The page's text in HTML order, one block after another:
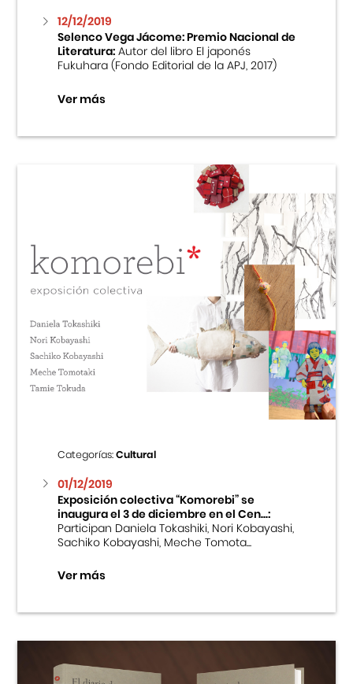
12/12/2019
Selenco Vega Jácome: Premio Nacional de
Literatura:Autor del libro El japonés
Fukuhara (Fondo Editorial de la APJ, 2017)
Ver más
Categorías:Cultural
01/12/2019
Exposición colectiva “Komorebi” se
inaugura el 3 de diciembre en el Cen...:
Participan Daniela Tokashiki, Nori Kobayashi,
Sachiko Kobayashi, Meche Tomota...
Ver más